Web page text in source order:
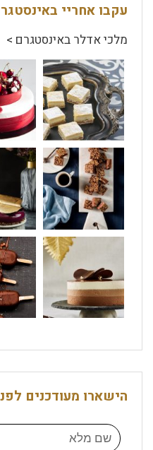
עקבו אחריי
מלכי אדלר באינסטגרם >
הישארו מעודכנים